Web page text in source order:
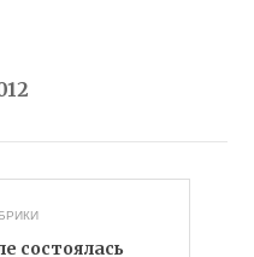
состоялась